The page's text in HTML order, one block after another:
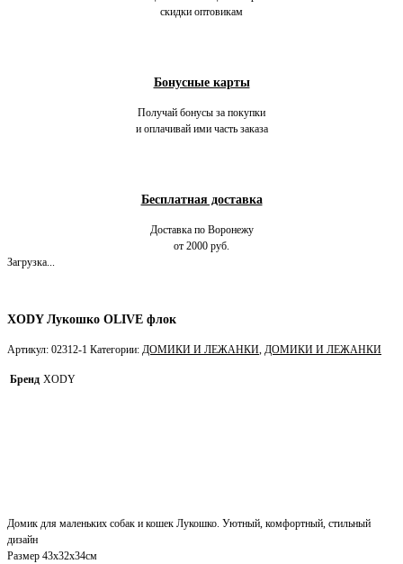
скидки оптовикам
Бонусные карты
Получай бонусы за покупки
и оплачивай ими часть заказа
Бесплатная доставка
Доставка по Воронежу
от 2000 руб.
Загрузка...
XODY Лукошко OLIVE флок
Артикул: 02312-1 Категории: ДОМИКИ И ЛЕЖАНКИ, ДОМИКИ И ЛЕЖАНКИ
Бренд XODY
Домик для маленьких собак и кошек Лукошко. Уютный, комфортный, стильный
дизайн
Размер 43х32х34см